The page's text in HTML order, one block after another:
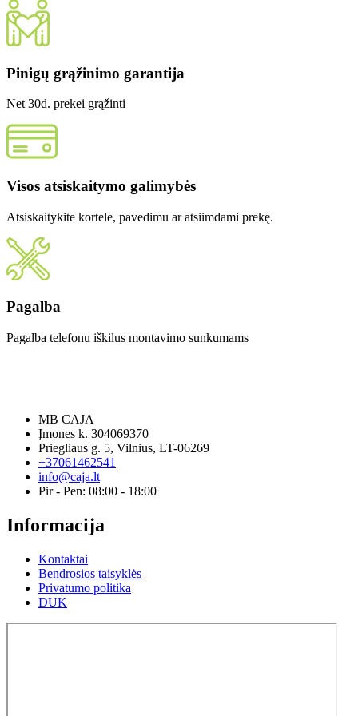
Pinigų grąžinimo garantija
Net 30d. prekei grąžinti
Visos atsiskaitymo galimybės
Atsiskaitykite kortele, pavedimu ar atsiimdami prekę.
Pagalba
Pagalba telefonu iškilus montavimo sunkumams
MB CAJA
Įmones k. 304069370
Priegliaus g. 5, Vilnius, LT-06269
+37061462541
info@caja.lt
Pir - Pen: 08:00 - 18:00
Informacija
Kontaktai
Bendrosios taisyklės
Privatumo politika
DUK